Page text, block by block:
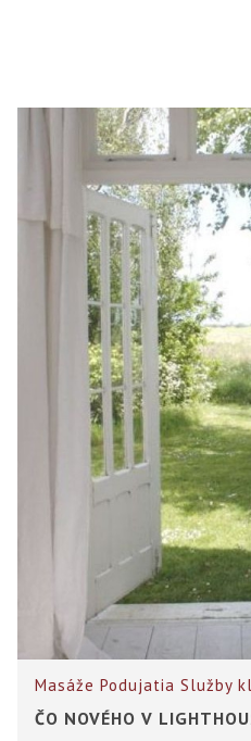
Masáže Podujatia Služby
ČO NOVÉHO V